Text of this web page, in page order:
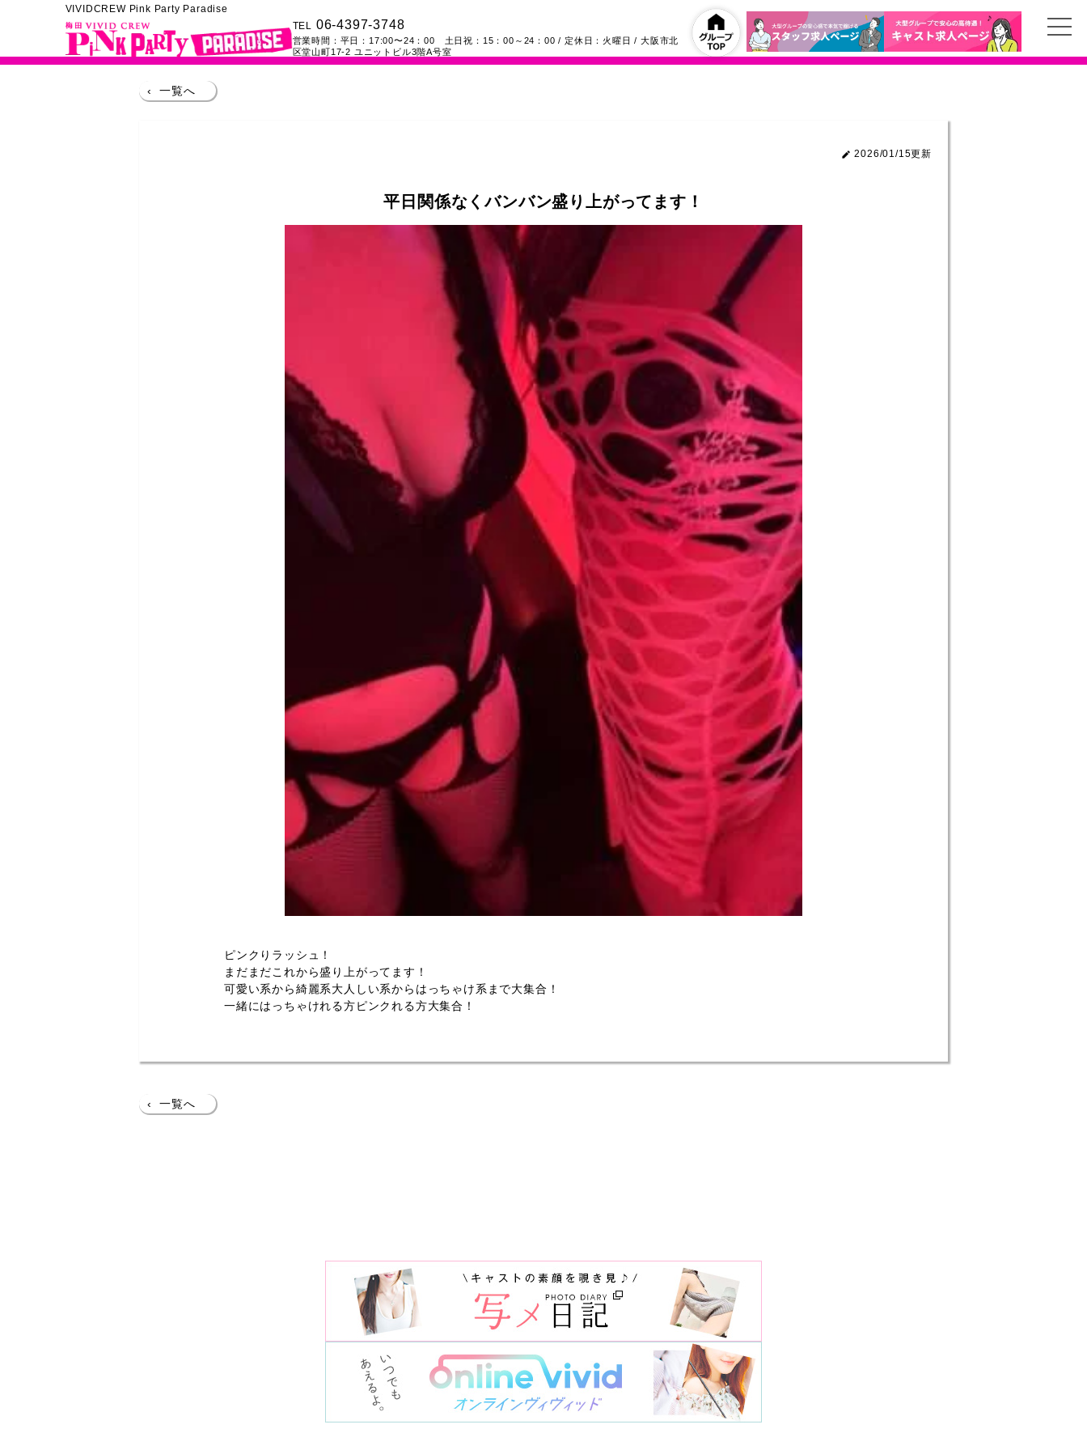
VIVIDCREW Pink Party Paradise
TEL 06-4397-3748
営業時間： 平日：17:00〜24：00 土日祝：15：00～24：00 / 定休日：火曜日 /大阪市北
区堂山町17-2 ユニットビル3階A号室
‹ 一覧へ
2026/01/15更新
平日関係なくバンバン盛り上がってます！
ピンクりラッシュ！
まだまだこれから盛り上がってます！
可愛い系から綺麗系大人しい系からはっちゃけ系まで大集合！
一緒にはっちゃけれる方ピンクれる方大集合！
‹ 一覧へ